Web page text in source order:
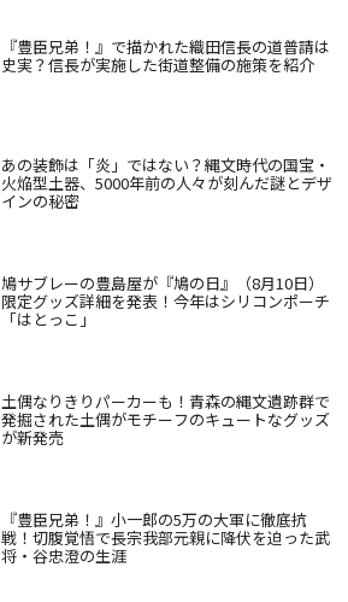
『豊臣兄弟！』で描かれた織田信長の道普請は
史実？信長が実施した街道整備の施策を紹介
あの装飾は「炎」ではない？縄文時代の国宝・
火焔型土器、5000年前の人々が刻んだ謎とデザ
インの秘密
鳩サブレーの豊島屋が『鳩の日』（8月10日）
限定グッズ詳細を発表！今年はシリコンポーチ
「はとっこ」
土偶なりきりパーカーも！青森の縄文遺跡群で
発掘された土偶がモチーフのキュートなグッズ
が新発売
『豊臣兄弟！』小一郎の5万の大軍に徹底抗
戦！切腹覚悟で長宗我部元親に降伏を迫った武
将・谷忠澄の生涯